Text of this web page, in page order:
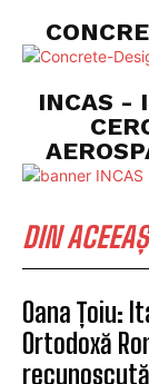
INCAS -
DIN
Oana Țoiu:
Ortodoxă